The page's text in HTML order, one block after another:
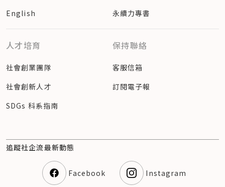
English
永續力專書
人才培育
社會創業團隊
社會創新人才
SDGs 科系指南
保持聯絡
客服信箱
訂閱電子報
追蹤社企流最新動態
Facebook Instagram